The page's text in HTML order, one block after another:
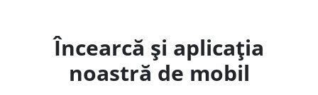
Încearcă și aplicația
noastră de mobil